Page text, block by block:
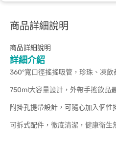
商品詳細說明
商品詳細說明
詳細介紹
360°寬口徑搖搖吸管，珍珠、凍
750ml大容量設計，外帶手搖飲品
附掛孔提帶設計，可隨心加入個性
可拆式配件，徹底清潔，健康衛生